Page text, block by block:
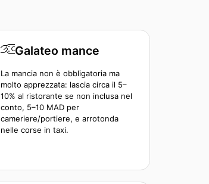
Galateo mance
La mancia non è obbligatoria ma
molto apprezzata: lascia circa il 5–
10% al ristorante se non inclusa nel
conto, 5–10 MAD per
cameriere/portiere, e arrotonda
nelle corse in taxi.